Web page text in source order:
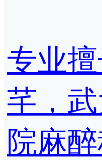
专业
芊，
院麻